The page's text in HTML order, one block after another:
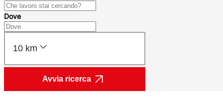
Dove
10 km
Avvia ricerca